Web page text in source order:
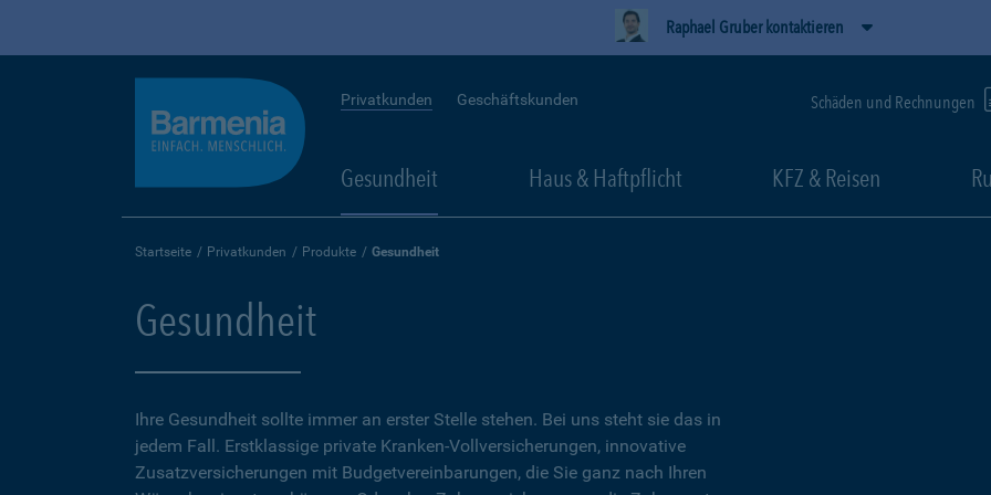
Raphael Gruber kontaktieren
Privatkunden Geschäftskunden Schäden und Rechnungen
Gesundheit Haus & Haftpflicht KFZ & Reisen
Startseite Privatkunden Produkte Gesundheit
Gesundheit
Ihre Gesundheit sollte immer an erster Stelle stehen. Bei uns steht sie das in
jedem Fall. Erstklassige private Kranken-Vollversicherungen, innovative
Zusatzversicherungen mit Budgetvereinbarungen, die Sie ganz nach Ihren